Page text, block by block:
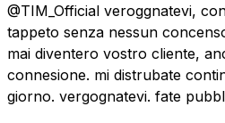
@TIM_Official veroggnatevi,
tappeto senza nessun
mai diventero vostro cliente,
connesione. mi distrubate
giorno. vergognatevi. fate